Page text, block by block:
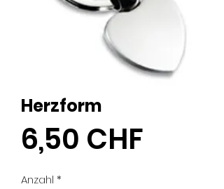
Herzform
6,50 CHF
Anzahl *